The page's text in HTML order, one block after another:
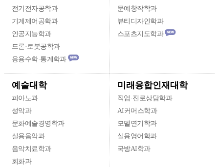
전기전자공학과
기계제어공학과
인공지능학과
드론·로봇공학과
응용수학·통계학과
문예창작학과
뷰티디자인학과
스포츠지도학과
예술대학
피아노과
성악과
문화예술경영학과
실용음악과
음악치료학과
회화과
미래융합인재대학
직업·진로상담학과
AI커머스학과
모델연기학과
실용영어학과
국방AI학과